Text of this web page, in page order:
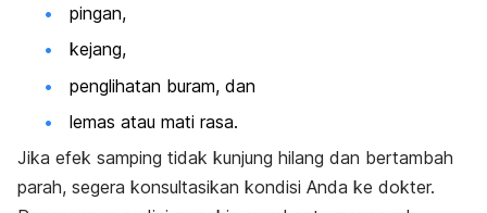
pingan,
kejang,
penglihatan buram, dan
lemas atau mati rasa.
Jika efek samping tidak kunjung hilang dan bertambah
parah, segera konsultasikan kondisi Anda ke dokter.